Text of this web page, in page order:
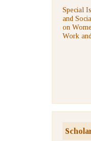
Special
and
on
Work